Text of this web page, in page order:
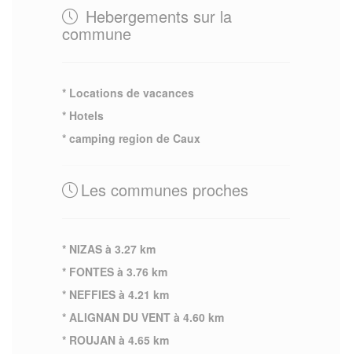
Hebergements sur la
commune
* Locations de vacances
* Hotels
* camping region de Caux
Les communes proches
* NIZAS à 3.27 km
* FONTES à 3.76 km
* NEFFIES à 4.21 km
* ALIGNAN DU VENT à 4.60 km
* ROUJAN à 4.65 km